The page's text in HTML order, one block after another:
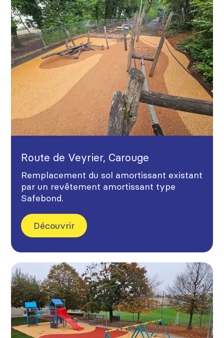
Route de Veyrier, Carouge
Remplacement du sol amortissant existant
par un revêtement amortissant type
Safebond.
Découvrir